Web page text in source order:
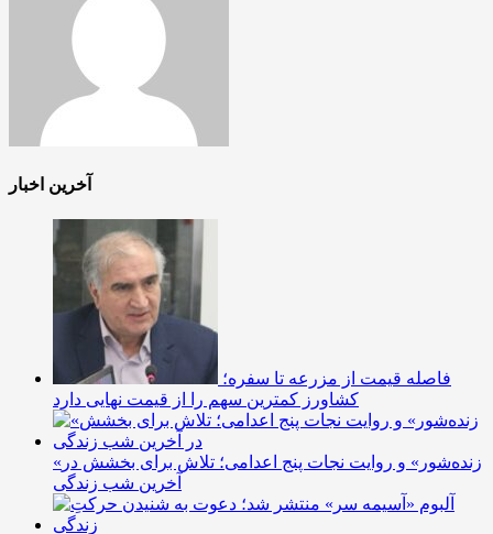
آخرین اخبار
فاصله قیمت از مزرعه تا سفره؛
کشاورز کمترین سهم را از قیمت نهایی دارد
«زنده‌شور» و روایت نجات پنج اعدامی؛ تلاش برای بخشش در
آخرین شب زندگی